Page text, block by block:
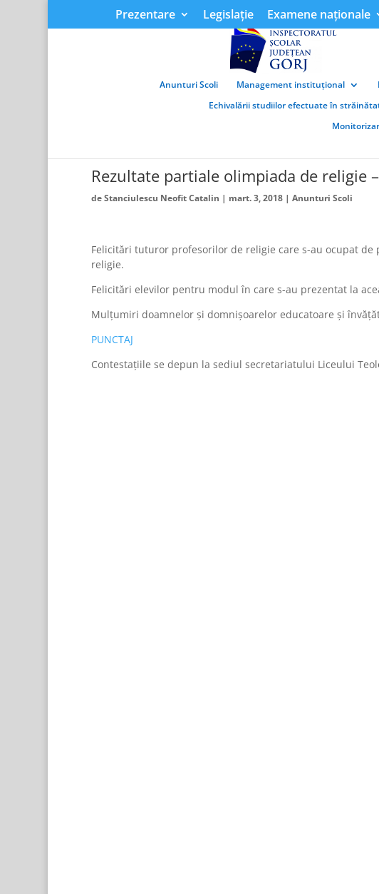
Prezentare Legislație Examene naționale
Anunturi Scoli Management instituțional
Echivalării studiilor efectuate în
Rezultate partiale olimpiada de religie
deStanciulescu Neofit Catalin | mart. 3, 2018| Anunturi Scoli
Felicitări tuturor profesorilor de religie care s-au ocupat
religie.
Felicitări elevilor pentru modul în care s-au prezentat la
Mulțumiri doamnelor și domnișoarelor educatoare și
PUNCTAJ
Contestațiile se depun la sediul secretariatului Liceului